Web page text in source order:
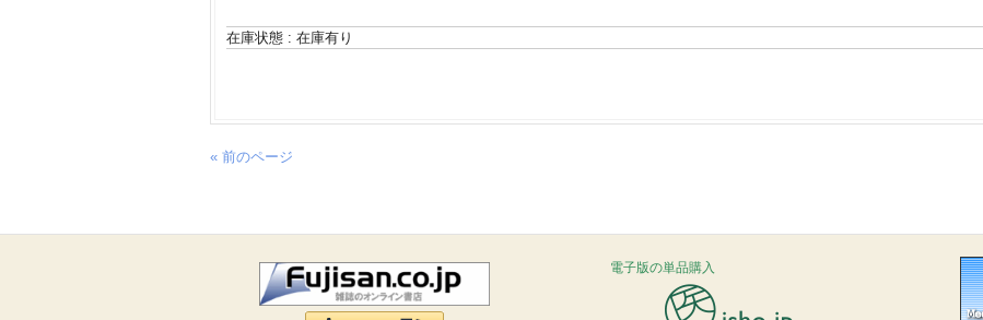
在庫状態 : 在庫有り
« 前のページ
電子版の単品購入